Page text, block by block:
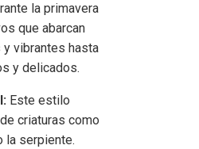
la primavera
que abarcan
vibrantes hasta
y delicados.
Este estilo
criaturas como
la serpiente.